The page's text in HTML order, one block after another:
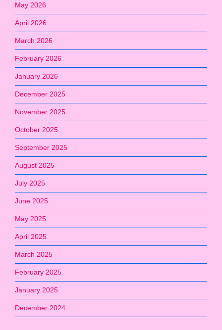
May 2026
April 2026
March 2026
February 2026
January 2026
December 2025
November 2025
October 2025
September 2025
August 2025
July 2025
June 2025
May 2025
April 2025
March 2025
February 2025
January 2025
December 2024